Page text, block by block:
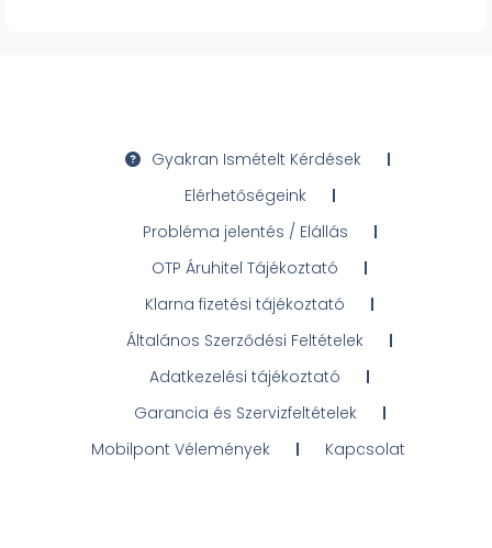
Gyakran Ismételt Kérdések
Elérhetőségeink
Probléma jelentés / Elállás
OTP Áruhitel Tájékoztató
Klarna fizetési tájékoztató
Általános Szerződési Feltételek
Adatkezelési tájékoztató
Garancia és Szervizfeltételek
Mobilpont Vélemények
Kapcsolat